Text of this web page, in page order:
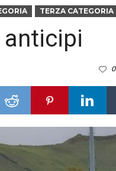
TERZA CATEGORIA
0